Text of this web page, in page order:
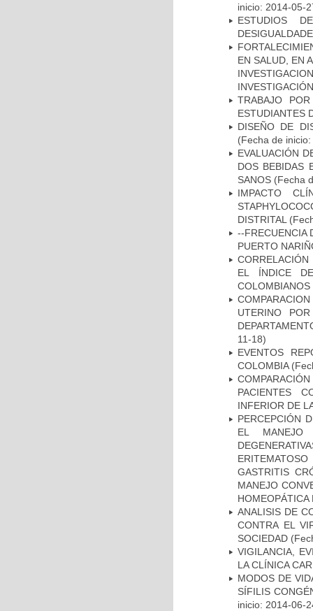
inicio: 2014-05-
ESTUDIOS
EN SALUD, EN
TRABAJO
ESTUDIANTES
DISEÑO DE
(Fecha de
EVALUACIÓN
DOS BEBIDAS
SANOS (Fecha
IMPACTO
DISTRITAL
--FRECUENCIA
PUERTO
EL ÍNDICE DE
UTERINO
11-18)
EVENTOS
COLOMBIA
PACIENTES
INFERIOR DE
PERCEPCIÓN
EL MANEJO
GASTRITIS
MANEJO
ANALISIS DE
CONTRA EL
SOCIEDAD
VIGILANCIA,
LA CLÍNICA
MODOS DE
SÍFILIS
inicio: 2014-06-